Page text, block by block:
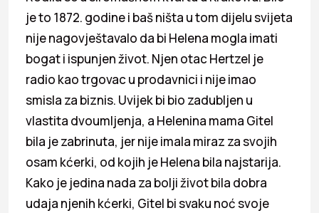
je to 1872. godine i baš ništa u tom dijelu svijeta
nije nagovještavalo da bi Helena mogla imati
bogat i ispunjen život. Njen otac Hertzel je
radio kao trgovac u prodavnici i nije imao
smisla za biznis. Uvijek bi bio zadubljen u
vlastita dvoumljenja, a Helenina mama Gitel
bila je zabrinuta, jer nije imala miraz za svojih
osam kćerki, od kojih je Helena bila najstarija.
Kako je jedina nada za bolji život bila dobra
udaja njenih kćerki, Gitel bi svaku noć svoje